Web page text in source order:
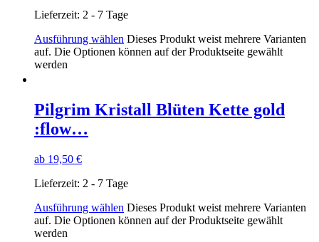
Lieferzeit: 2 - 7 Tage
Ausführung wählen Dieses Produkt weist mehrere Varianten
auf. Die Optionen können auf der Produktseite gewählt
werden
Pilgrim Kristall Blüten Kette gold
:flow…
ab 19,50 €
Lieferzeit: 2 - 7 Tage
Ausführung wählen Dieses Produkt weist mehrere Varianten
auf. Die Optionen können auf der Produktseite gewählt
werden